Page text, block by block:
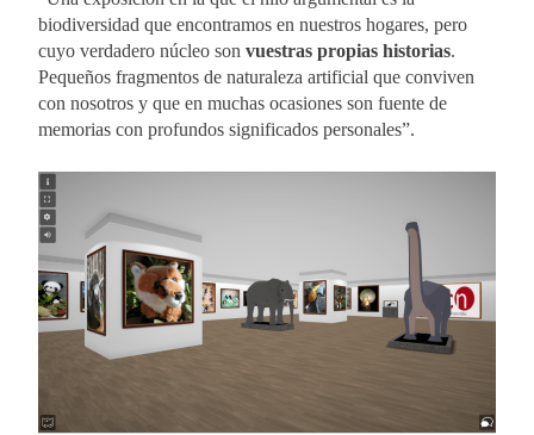
biodiversidad que encontramos en nuestros hogares, pero
cuyo verdadero núcleo son vuestras propias historias.
Pequeños fragmentos de naturaleza artificial que conviven
con nosotros y que en muchas ocasiones son fuente de
memorias con profundos significados personales”.